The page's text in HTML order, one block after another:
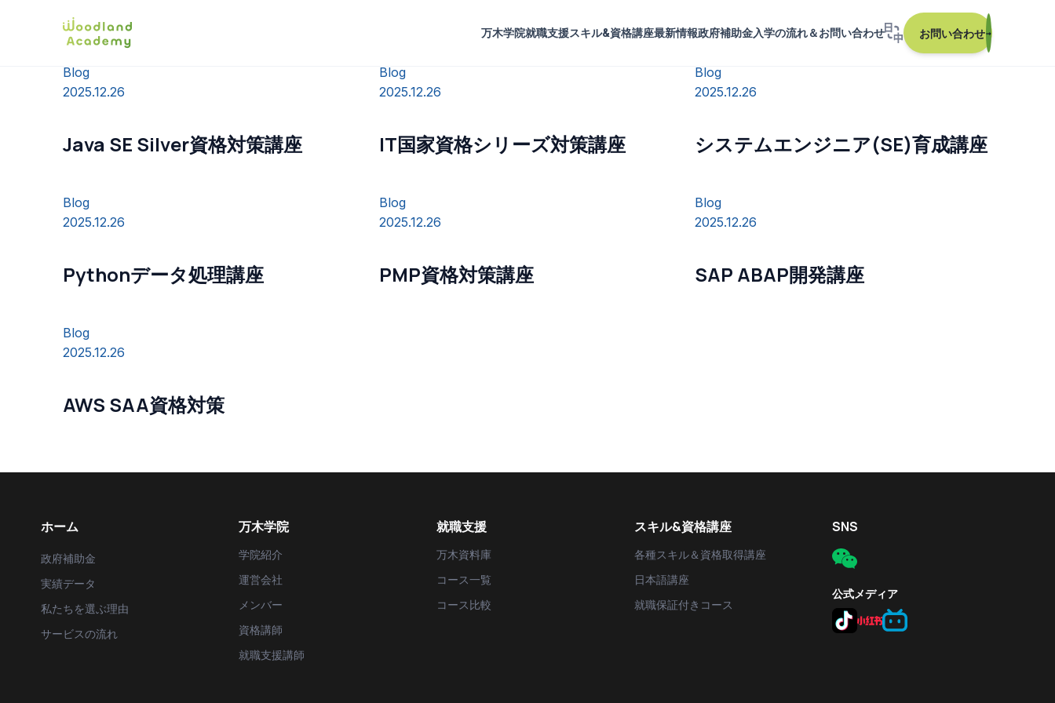
万木学院就職支援スキル&資格講座最新情報政府補助金入学の流れ＆お問い合わせ お問い合わせ→
Blog
2025.12.26
Java SE Silver資格対策講座
Blog
2025.12.26
IT国家資格シリーズ対策講座
Blog
2025.12.26
システムエンジニア(SE)育成講座
Blog
2025.12.26
Pythonデータ処理講座
Blog
2025.12.26
PMP資格対策講座
Blog
2025.12.26
SAP ABAP開発講座
Blog
2025.12.26
AWS SAA資格対策
ホーム
政府補助金
実績データ
私たちを選ぶ理由
サービスの流れ
万木学院
学院紹介
運営会社
メンバー
資格講師
就職支援講師
就職支援
万木資料庫
コース一覧
コース比較
スキル&資格講座
各種スキル＆資格取得講座
日本語講座
就職保証付きコース
SNS
公式メディア